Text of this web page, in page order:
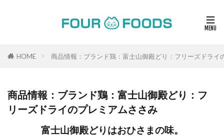
HOME 商品情報：ブランド鶏：富士山御殿どり：フリーズドライ
商品情報：ブランド鶏：富士山御殿どり：フ
リーズドライのプレミアムささみ
富士山御殿どりはおひさまの味。